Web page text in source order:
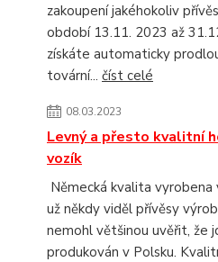
zakoupení jakéhokoliv
období 13.11. 2023 až
získáte automaticky
tovární... číst celé
08.03.2023
Levný a přesto kvalitní
vozík
Německá kvalita vyrobena
už někdy viděl přívěsy
nemohl většinou uvěřit, že
produkován v Polsku.